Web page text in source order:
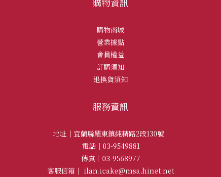
購物商城
營業據點
會員權益
訂購須知
退換貨須知
服務資訊
地址｜宜蘭縣羅東鎮純精路2段130號
電話｜03-9549881
傳真｜03-9568977
客服信箱｜ ilan.icake@msa.hinet.net